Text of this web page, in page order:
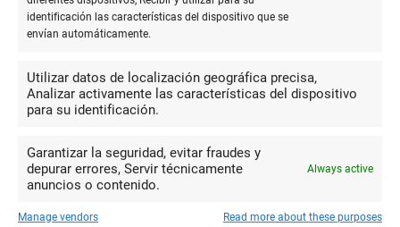
identificación las características del dispositivo que se
envían automáticamente.
Utilizar datos de localización geográfica precisa,
Analizar activamente las características del dispositivo
para su identificación.
Garantizar la seguridad, evitar fraudes y
depurar errores, Servir técnicamente
anuncios o contenido.
Always active
Manage vendors Read more about these purposes
Noelia medina
agradable y al que le gusta su trabajo. Le
puedes pasar los documentos por
fotocopias son muy baratas y el papel de buena calidad.
Lydia vi
La mejor copistería de Cantabria,
y al mejor precio, a la mitad que muchas
otras. El chico es majo, sabe a la